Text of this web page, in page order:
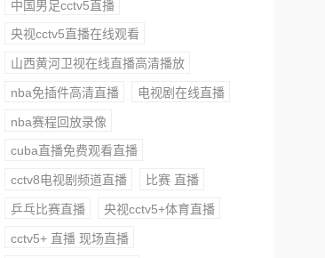
中国男足cctv5直播
央视cctv5直播在线观看
山西黄河卫视在线直播高清播放
nba免插件高清直播 电视剧在线直播
nba赛程回放录像
cuba直播免费观看直播
cctv8电视剧频道直播 比赛 直播
乒乓比赛直播 央视cctv5+体育直播
cctv5+ 直播 现场直播